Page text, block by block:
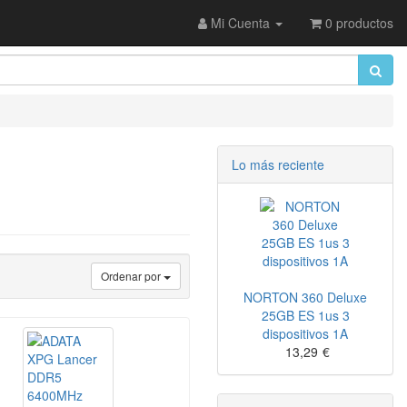
Mi Cuenta 0 productos
Ordenar por
Lo más reciente
NORTON 360 Deluxe
25GB ES 1us 3
dispositivos 1A
13,29 €